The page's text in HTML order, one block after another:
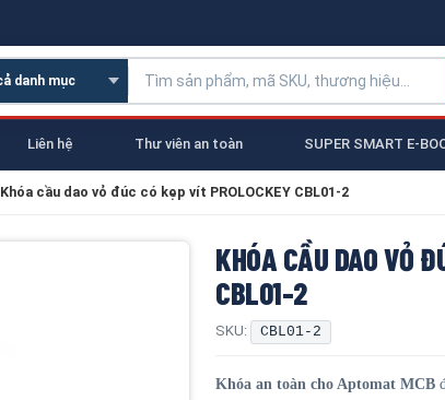
Liên hệ Thư viên an toàn SUPER SMART E-
Khóa cầu dao vỏ đúc có kẹp vít PROLOCKEY CBL01-2
KHÓA CẦU DAO VỎ
CBL01-2
SKU: CBL01-2
Khóa an toàn cho Aptomat MCB